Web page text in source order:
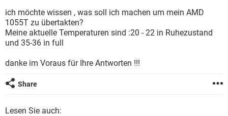
WHATSAPP TIKTOK
FACEBOOK HARDWARE
WINDOWS 10
WHATSAPP
ich möchte wissen , was soll ich machen um mein AMD
1055T zu übertakten?
Meine aktuelle Temperaturen sind :20 - 22 in Ruhezustand
und 35-36 in full
danke im Voraus für Ihre Antworten !!!
Share
Lesen Sie auch: